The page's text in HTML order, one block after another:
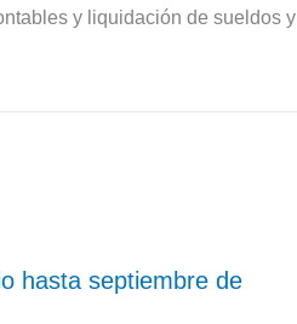
y liquidación de sueldos y
hasta septiembre de